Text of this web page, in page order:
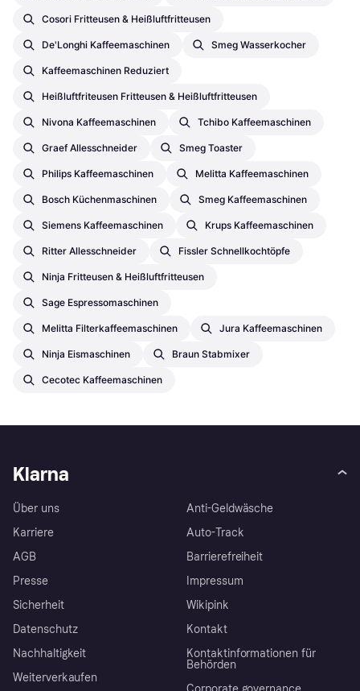
Cosori Fritteusen & Heißluftfritteusen
De'Longhi Kaffeemaschinen Smeg Wasserkocher
Kaffeemaschinen Reduziert
Heißluftfriteusen Fritteusen & Heißluftfritteusen
Nivona Kaffeemaschinen Tchibo Kaffeemaschinen
Graef Allesschneider Smeg Toaster
Philips Kaffeemaschinen Melitta Kaffeemaschinen
Bosch Küchenmaschinen Smeg Kaffeemaschinen
Siemens Kaffeemaschinen Krups Kaffeemaschinen
Ritter Allesschneider Fissler Schnellkochtöpfe
Ninja Fritteusen & Heißluftfritteusen
Sage Espressomaschinen
Melitta Filterkaffeemaschinen Jura Kaffeemaschinen
Ninja Eismaschinen Braun Stabmixer
Cecotec Kaffeemaschinen
Klarna
Über uns
Karriere
AGB
Presse
Sicherheit
Datenschutz
Nachhaltigkeit
Weiterverkaufen
Anti-Geldwäsche
Auto-Track
Barrierefreiheit
Impressum
Wikipink
Kontakt
Kontaktinformationen für
Behörden